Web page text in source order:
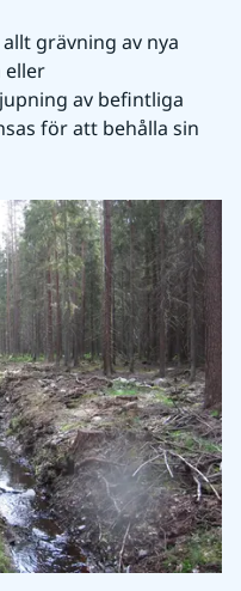
grävning av nya
eller
av befintliga
för att behålla sin